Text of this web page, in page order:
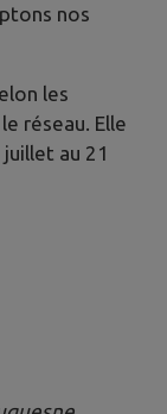
nos
les
réseau. Elle
au 21